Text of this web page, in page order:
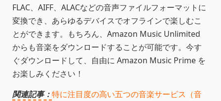
FLAC、AIFF、ALACなどの音声ファイルフォーマットに
変換でき、あらゆるデバイスでオフラインで楽しむこ
とができます。もちろん、Amazon Music Unlimited
からも音楽をダウンロードすることが可能です。今す
ぐダウンロードして、自由に Amazon Music Prime を
お楽しみください！
関連記事：特に注目度の高い五つの音楽サービス（音